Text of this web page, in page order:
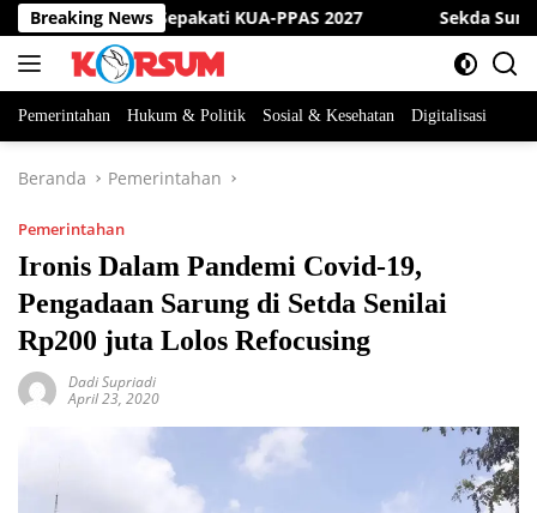
Langsung
ke
konten
Breaking News
Sumedang Sepakati KUA-PPAS 2027 Sekda
Pemerintahan Hukum & Politik Sosial & Kesehatan Digitalisasi
Beranda Pemerintahan
Pemerintahan
Ironis Dalam Pandemi Covid-19,
Pengadaan Sarung di Setda Senilai
Rp200 juta Lolos Refocusing
Dadi Supriadi
April 23, 2020